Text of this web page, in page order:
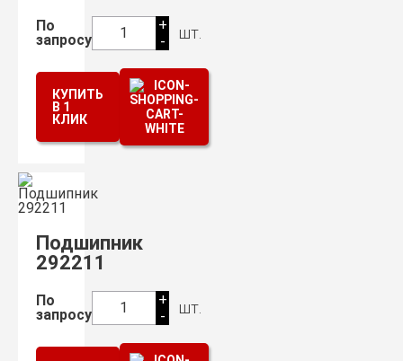
По
запросу
1
+
-
шт.
КУПИТЬ
В 1
КЛИК
Подшипник
292211
По
запросу
1
+
-
шт.